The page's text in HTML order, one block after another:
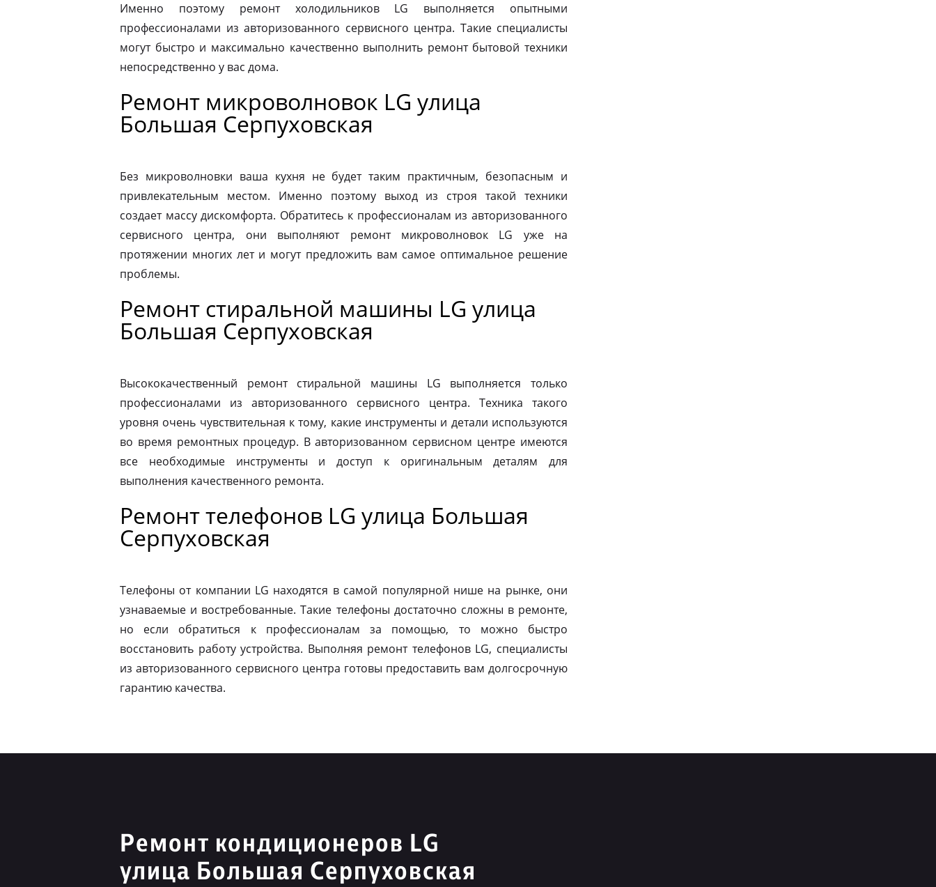
Именно поэтому ремонт холодильников LG выполняется опытными
профессионалами из авторизованного сервисного центра. Такие специалисты
могут быстро и максимально качественно выполнить ремонт бытовой техники
непосредственно у вас дома.
Ремонт микроволновок LG улица
Большая Серпуховская
Без микроволновки ваша кухня не будет таким практичным, безопасным и
привлекательным местом. Именно поэтому выход из строя такой техники
создает массу дискомфорта. Обратитесь к профессионалам из авторизованного
сервисного центра, они выполняют ремонт микроволновок LG уже на
протяжении многих лет и могут предложить вам самое оптимальное решение
проблемы.
Ремонт стиральной машины LG улица
Большая Серпуховская
Высококачественный ремонт стиральной машины LG выполняется только
профессионалами из авторизованного сервисного центра. Техника такого
уровня очень чувствительная к тому, какие инструменты и детали используются
во время ремонтных процедур. В авторизованном сервисном центре имеются
все необходимые инструменты и доступ к оригинальным деталям для
выполнения качественного ремонта.
Ремонт телефонов LG улица Большая
Серпуховская
Телефоны от компании LG находятся в самой популярной нише на рынке, они
узнаваемые и востребованные. Такие телефоны достаточно сложны в ремонте,
но если обратиться к профессионалам за помощью, то можно быстро
восстановить работу устройства. Выполняя ремонт телефонов LG, специалисты
из авторизованного сервисного центра готовы предоставить вам долгосрочную
гарантию качества.
Ремонт кондиционеров LG
улица Большая Серпуховская